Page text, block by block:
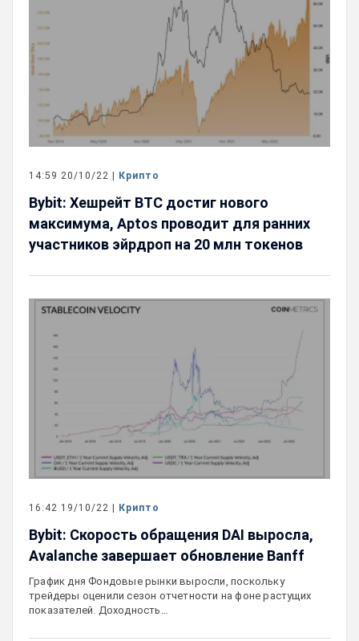
14:59 20/10/22 | Крипто
Bybit: Хешрейт BTC достиг нового
максимума, Aptos проводит для ранних
участников эйрдроп на 20 млн токенов
16:42 19/10/22 | Крипто
Bybit: Скорость обращения DAI выросла,
Avalanche завершает обновление Banff
График дня Фондовые рынки выросли, поскольку
трейдеры оценили сезон отчетности на фоне растущих
показателей. Доходность…